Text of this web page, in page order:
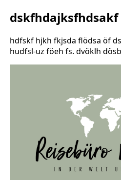
dskfhdajksfhdsakf
hdfskf hjkh fkjsda flödsa öf
hudfsl-uz föeh fs. dvöklh